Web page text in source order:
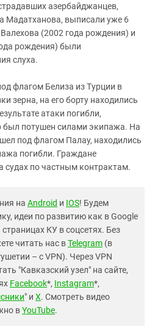
азербайджанцев,
Мадатханова, выписали уже 6
(2002 года рождения) и
рождения) были
слуха.
флагом Белиза из Турции в
зерна, на его борту находились
атаки погибли,
был потушен силами экипажа. На
под флагом Палау, находились
погибли. Граждане
судах по частным контрактам.
на Android и IOS! Будем
идеи по развитию как в Google
КУ в соцсетях. Без
читать нас вTelegram (в
– с VPN). Через VPN
"Кавказский узел" на сайте,
Facebook*, Instagram*,
" и X. Смотреть видео
вYouTube.